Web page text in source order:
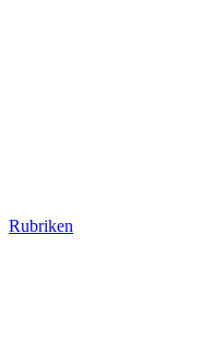
Rubriken